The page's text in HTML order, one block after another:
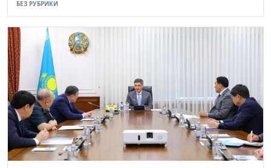
БЕЗ РУБРИКИ